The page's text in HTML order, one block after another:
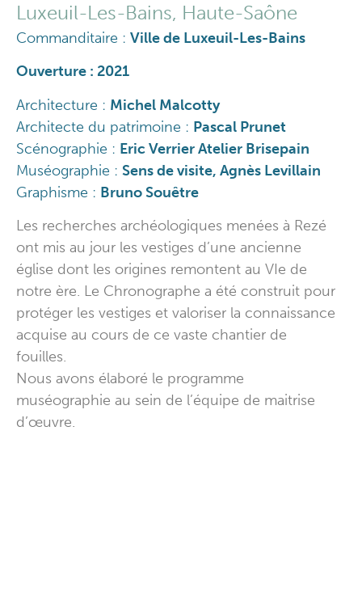
Luxeuil-Les-Bains, Haute-Saône
Commanditaire : Ville de Luxeuil-Les-Bains
Ouverture : 2021
Architecture : Michel Malcotty
Architecte du patrimoine : Pascal Prunet
Scénographie : Eric Verrier Atelier Brisepain
Muséographie : Sens de visite, Agnès Levillain
Graphisme : Bruno Souêtre
Les recherches archéologiques menées à Rezé
ont mis au jour les vestiges d’une ancienne
église dont les origines remontent au VIe de
notre ère. Le Chronographe a été construit pour
protéger les vestiges et valoriser la connaissance
acquise au cours de ce vaste chantier de
fouilles.
Nous avons élaboré le programme
muséographie au sein de l’équipe de maitrise
d’œuvre.